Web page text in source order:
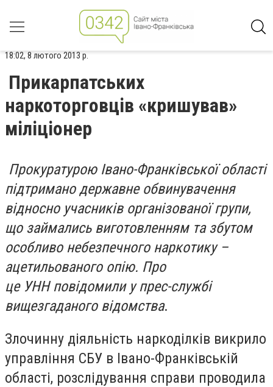
18:02, 8 лютого 2013 р.
Прикарпатських
наркоторговців «кришував»
міліціонер
Прокуратурою Івано-Франківської області
підтримано державне обвинувачення
відносно учасників організованої групи,
що займались виготовленням та збутом
особливо небезпечного наркотику –
ацетильованого опію. Про
це УНН повідомили у прес-службі
вищезгаданого відомства.
Злочинну діяльність наркоділків викрило
управління СБУ в Івано-Франківській
області, розслідування справи проводила